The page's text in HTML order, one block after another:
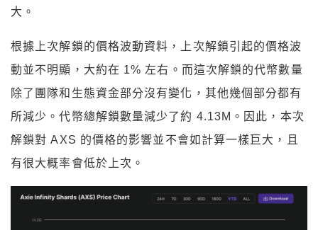
大。
根據上次解鎖的價格波動資料，上次解鎖引起的價格波
動並不明顯，大約在 1% 左右。而這次解鎖的代幣數量
除了團隊和生態資金部分沒有變化，其他幾個部分都有
所減少。代幣總解鎖數量減少了約 4.13M。因此，本次
解鎖對 AXS 的價格的影響並不會如計算一樣巨大，且
有很大概率會低於上次。